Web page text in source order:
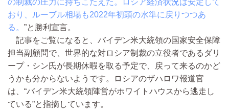
の制裁の圧力に持ちこたえた。ロシア経済状況は安定して
おり、ルーブル相場も2022年初頭の水準に戻りつつあ
る。 ”と勝利宣言。
記事をご覧になると、バイデン米大統領の国家安全保障
担当副顧問で、世界的な対ロシア制裁の立役者であるダリ
ープ・シン氏が長期休暇を取る予定で、戻って来るのかど
うかも分からないようです。ロシアのザハロワ報道官
は、“バイデン米大統領陣営がホワイトハウスから逃走し
ている”と指摘しています。